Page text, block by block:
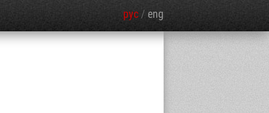
рус / eng